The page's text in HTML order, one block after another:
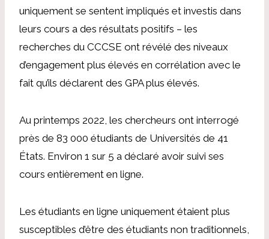
uniquement se sentent impliqués et investis dans
leurs cours a des résultats positifs – les
recherches du CCCSE ont révélé des niveaux
d’engagement plus élevés en corrélation avec le
fait qu’ils déclarent des GPA plus élevés.
Au printemps 2022, les chercheurs ont interrogé
près de 83 000 étudiants de Universités de 41
États. Environ 1 sur 5 a déclaré avoir suivi ses
cours entièrement en ligne.
Les étudiants en ligne uniquement étaient plus
susceptibles d’être des étudiants non traditionnels,